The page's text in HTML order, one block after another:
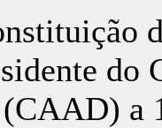
do
a